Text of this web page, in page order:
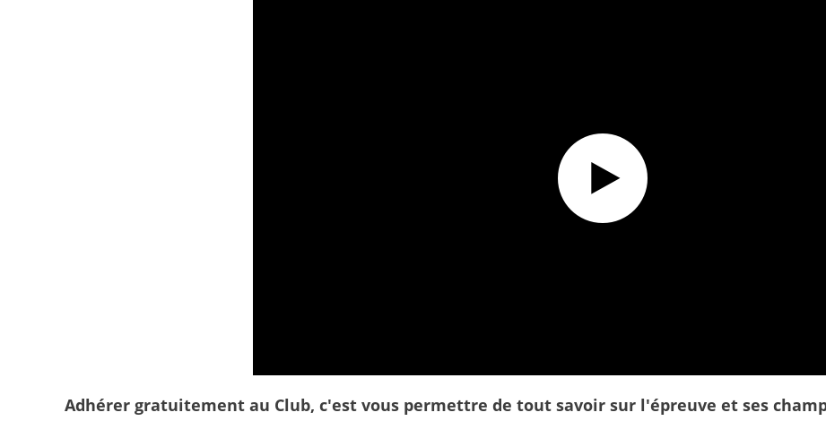
Adhérer gratuitement au Club, c'est vous permettre de tout savoir sur l'épreuve et ses